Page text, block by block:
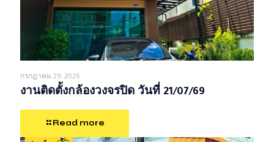
กรกฎาคม 29, 2026
งานติดตั้งกล้องวงจรปิด วันที่ 21/07/69
Read more